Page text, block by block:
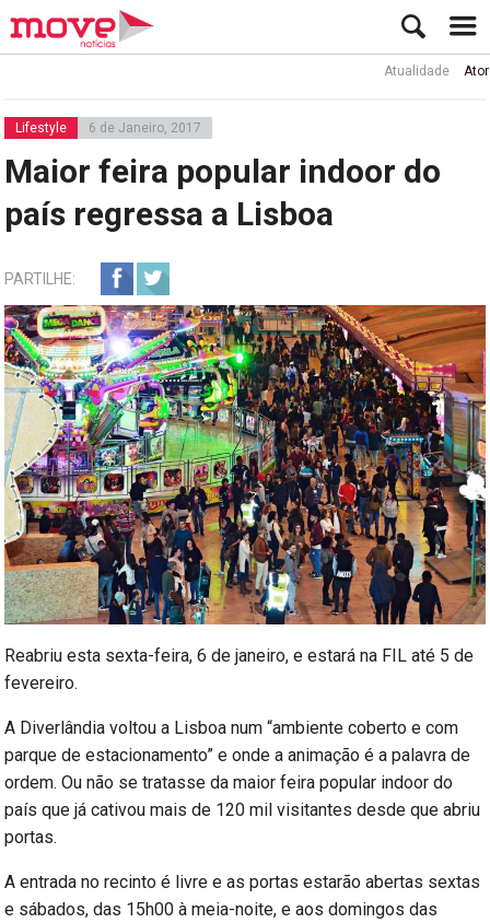
Atualidade Ator Rui
Lifestyle 6 de Janeiro, 2017
Maior feira popular indoor do
país regressa a Lisboa
PARTILHE:
Reabriu esta sexta-feira, 6 de janeiro, e estará na FIL até 5 de
fevereiro.
A Diverlândia voltou a Lisboa num “ambiente coberto e com
parque de estacionamento” e onde a animação é a palavra de
ordem. Ou não se tratasse da maior feira popular indoor do
país que já cativou mais de 120 mil visitantes desde que abriu
portas.
A entrada no recinto é livre e as portas estarão abertas sextas
e sábados, das 15h00 à meia-noite, e aos domingos das